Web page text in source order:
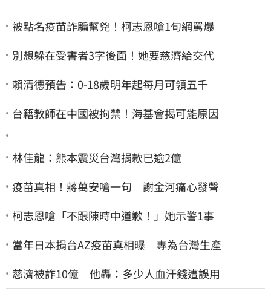
被點名疫苗詐騙幫兇！柯志恩嗆1句網罵爆
別想躲在受害者3字後面！她要慈濟給交代
賴清德預告：0-18歲明年起每月可領五千
台籍教師在中國被拘禁！海基會揭可能原因
林佳龍：熊本震災台灣捐款已逾2億
疫苗真相！蔣萬安嗆一句 謝金河痛心發聲
柯志恩嗆「不跟陳時中道歉！」她示警1事
當年日本捐台AZ疫苗真相曝 專為台灣生產
慈濟被詐10億 他轟：多少人血汗錢遭誤用